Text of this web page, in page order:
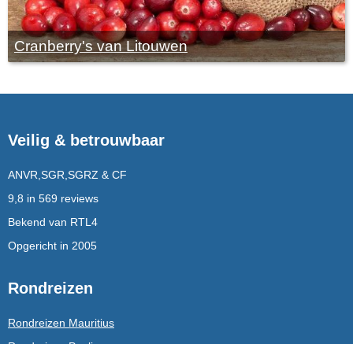
Cranberry's van Litouwen
Veilig & betrouwbaar
ANVR,SGR,SGRZ & CF
9,8 in 569 reviews
Bekend van RTL4
Opgericht in 2005
Rondreizen
Rondreizen Mauritius